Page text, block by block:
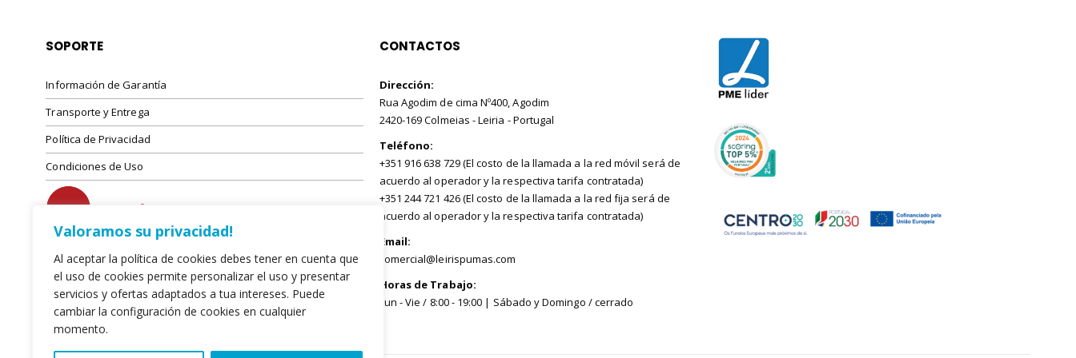
Valoramos su privacidad!
Al aceptar la política de cookies debes tener en cuenta que
el uso de cookies permite personalizar el uso y presentar
servicios y ofertas adaptados a tua intereses. Puede
cambiar la configuración de cookies en cualquier
momento.
SOPORTE
Información de Garantía
Transporte y Entrega
Política de Privacidad
Condiciones de Uso
CONTACTOS
Dirección:
Rua Agodim de cima Nº400, Agodim
2420-169 Colmeias - Leiria - Portugal
Teléfono:
+351 916 638 729 (El costo de la llamada a la red móvil será de
acuerdo al operador y la respectiva tarifa contratada)
+351 244 721 426 (El costo de la llamada a la red fija será de
acuerdo al operador y la respectiva tarifa contratada)
Email:
comercial@leirispumas.com
Horas de Trabajo:
Lun - Vie / 8:00 - 19:00 | Sábado y Domingo / cerrado